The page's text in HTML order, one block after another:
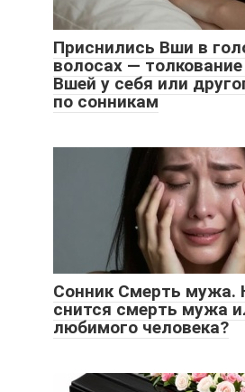
Приснились Вши в
волосах —
Вшей у себя или
по сонникам
Сонник Смерть мужа.
снится смерть мужа
любимого человека?